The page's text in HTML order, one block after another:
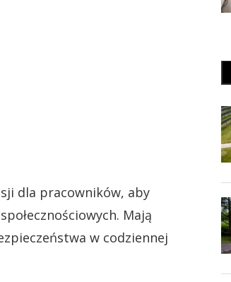
dla pracowników, aby
Mają
w codziennej